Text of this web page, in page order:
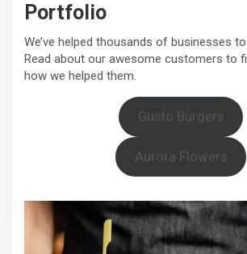
Portfolio
We’ve helped thousands of businesses
Read about our awesome customers to
how we helped them.
Gusto Burgers
Aurora Flowers